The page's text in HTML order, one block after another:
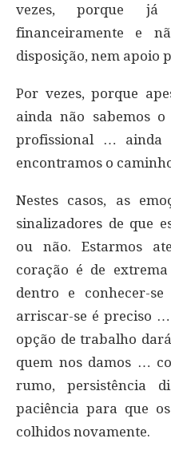
vezes, porque já
financeiramente e
disposição, nem apoio
Por vezes, porque
ainda não sabemos
profissional … ainda
encontramos o
Nestes casos, as
sinalizadores de que
ou não. Estarmos
coração é de
dentro e conhecer-
arriscar-se é preciso
opção de trabalho
quem nos damos …
rumo, persistência
paciência para que
colhidos novamente.